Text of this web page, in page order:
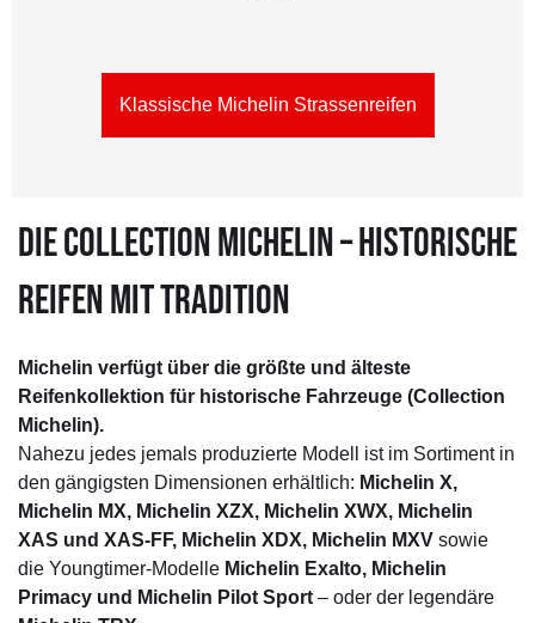
Klassische Michelin Strassenreifen
DIE COLLECTION MICHELIN – HISTORISCHE
REIFEN MIT TRADITION
Michelin verfügt über die größte und älteste
Reifenkollektion für historische Fahrzeuge (Collection
Michelin).
Nahezu jedes jemals produzierte Modell ist im Sortiment in
den gängigsten Dimensionen erhältlich: Michelin X,
Michelin MX, Michelin XZX, Michelin XWX, Michelin
XAS und XAS-FF, Michelin XDX, Michelin MXV sowie
die Youngtimer-Modelle Michelin Exalto, Michelin
Primacy und Michelin Pilot Sport – oder der legendäre